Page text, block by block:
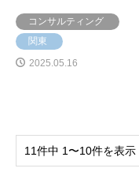
コンサルティング
関東
2025.05.16
11件中 1〜10件を表示